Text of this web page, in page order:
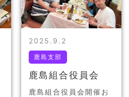
2025.9.2
鹿島支部
鹿島組合役員会
鹿島組合役員会開催お